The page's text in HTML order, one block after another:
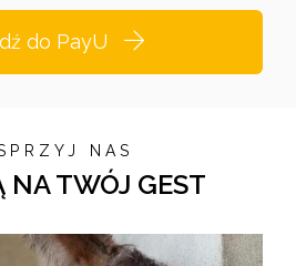
do PayU
NAS
NA TWÓJ GEST